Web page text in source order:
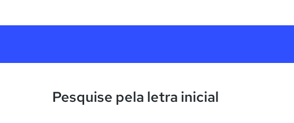
Pesquise pela letra inicial